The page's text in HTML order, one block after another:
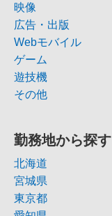
映像
広告・出版
Webモバイル
ゲーム
遊技機
その他
勤務地から探す
北海道
宮城県
東京都